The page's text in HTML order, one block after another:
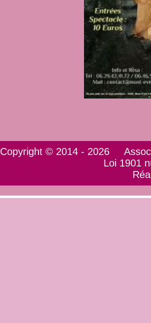
Copyright © 2014 - 2026
Loi 1901